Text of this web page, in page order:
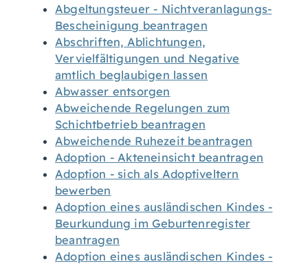
Abgeltungsteuer - Nichtveranlagungs-
Bescheinigung beantragen
Abschriften, Ablichtungen,
Vervielfältigungen und Negative
amtlich beglaubigen lassen
Abwasser entsorgen
Abweichende Regelungen zum
Schichtbetrieb beantragen
Abweichende Ruhezeit beantragen
Adoption - Akteneinsicht beantragen
Adoption - sich als Adoptiveltern
bewerben
Adoption eines ausländischen Kindes -
Beurkundung im Geburtenregister
beantragen
Adoption eines ausländischen Kindes -